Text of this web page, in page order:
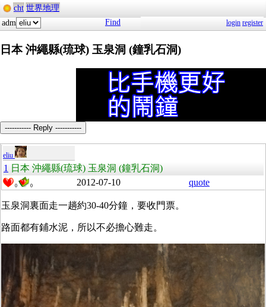
cht 世界地理
adm
Find login register
日本 沖繩縣(琉球) 玉泉洞 (鐘乳石洞)
----------- Reply -----------
eliu
1 日本 沖繩縣(琉球) 玉泉洞 (鐘乳石洞)
0 0 2012-07-10 quote
玉泉洞裏面走一趟約30-40分鐘，要收門票。
路面都有鋪水泥，所以不必擔心難走。